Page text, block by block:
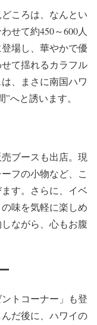
ころは、なんとい
せて約450～600人
場し、華やかで優
て揺れるカラフル
、まさに南国ハワ
へと誘います。
ブースも出店。現
フの小物など、こ
す。さらに、イベ
味を気軽に楽しめ
ながら、心もお腹
トコーナー」も登
だ後に、ハワイの